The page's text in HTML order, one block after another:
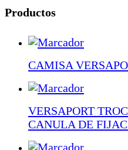
Productos
CAMISA
VERSAPORT
CANULA DE